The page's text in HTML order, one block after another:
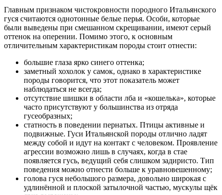
Главным признаком чистокровности породного Итальянского
гуся считаются однотонные белые перья. Особи, которые
были выведены при смешанном скрещивании, имеют серый
оттенок на оперении. Помимо этого, к основным
отличительным характеристикам породы стоит отнести:
большие глаза ярко синего оттенка;
заметный хохолок у самок, однако в характеристике
породы говорится, что этот показатель может
наблюдаться не всегда;
отсутствие шишки в области лба и «кошелька», которые
часто присутствуют у большинства из отряда
гусеобразных;
статность в поведении пернатых. Птицы активные и
подвижные. Гуси Итальянской породы отлично ладят
между собой и идут на контакт с человеком. Проявление
агрессии возможно лишь в случаях, когда в стае
появляется гусь, ведущий себя слишком задиристо. Тип
поведения можно отнести больше к уравновешенному;
голова гуся небольшого размера, довольно широкая с
удлинённой и плоской затылочной частью, мускулы щёк